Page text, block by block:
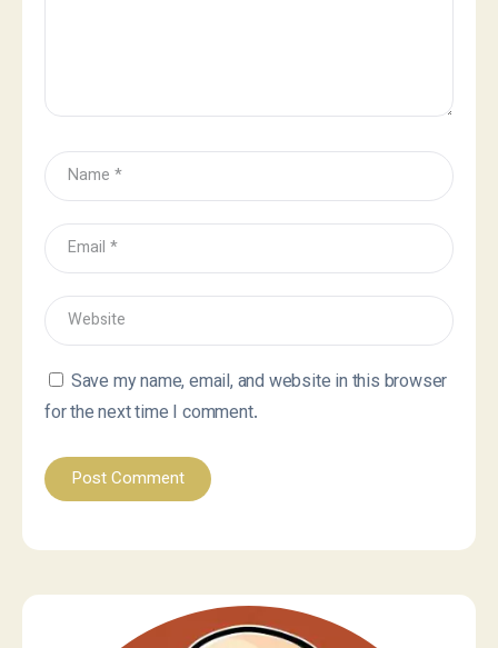
Save my name, email, and website in this browser
for the next time I comment.